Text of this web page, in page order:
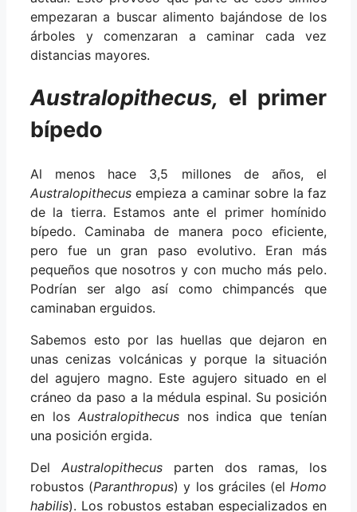
empezaran a buscar alimento bajándose de los
árboles y comenzaran a caminar cada vez
distancias mayores.
Australopithecus, el primer
bípedo
Al menos hace 3,5 millones de años, el
Australopithecus empieza a caminar sobre la faz
de la tierra. Estamos ante el primer homínido
bípedo. Caminaba de manera poco eficiente,
pero fue un gran paso evolutivo. Eran más
pequeños que nosotros y con mucho más pelo.
Podrían ser algo así como chimpancés que
caminaban erguidos.
Sabemos esto por las huellas que dejaron en
unas cenizas volcánicas y porque la situación
del agujero magno. Este agujero situado en el
cráneo da paso a la médula espinal. Su posición
en los Australopithecusnos indica que tenían
una posición ergida.
Del Australopithecus parten dos ramas, los
robustos (Paranthropus) y los gráciles (el Homo
habilis). Los robustos estaban especializados en